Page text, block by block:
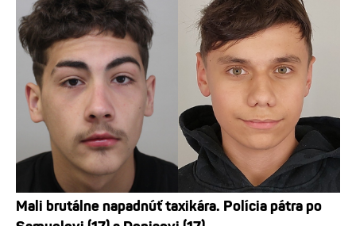
Mali brutálne napadnúť taxikára. Polícia pátra po